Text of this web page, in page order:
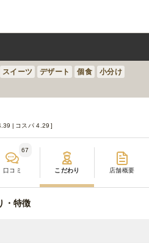
スイーツ デザート 個食
小分け
コスパ 4.29
口コミ
67
こだわり 店舗概要
・特徴